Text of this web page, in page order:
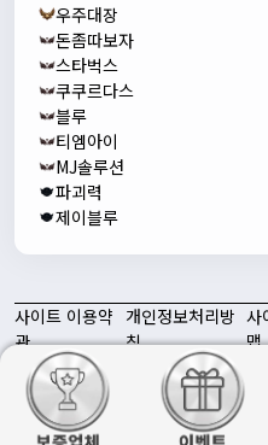
우주대장
돈좀따보자
스타벅스
쿠쿠르다스
블루
티엠아이
MJ솔루션
파괴력
제이블루
사이트 이용약
관
개인정보처리방
침
사
맵
토친놈 | 스포츠 중계 · 스포츠
reserved.